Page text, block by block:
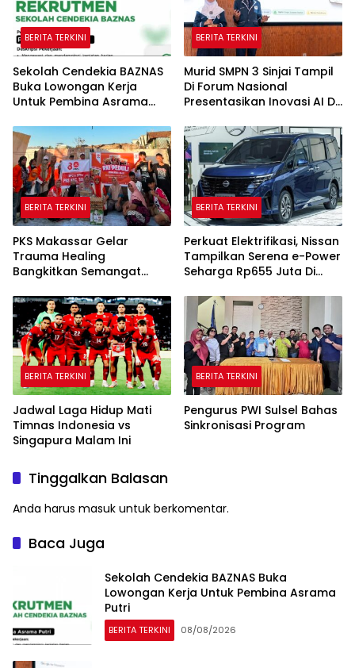
BERITA TERKINI
Sekolah Cendekia BAZNAS
Buka Lowongan Kerja
Untuk Pembina Asrama
BERITA TERKINI
Murid SMPN 3 Sinjai Tampil
Di Forum Nasional
Presentasikan Inovasi AI Di
BERITA TERKINI
PKS Makassar Gelar
Trauma Healing
Bangkitkan Semangat
BERITA TERKINI
Perkuat Elektrifikasi, Nissan
Tampilkan Serena e-Power
Seharga Rp655 Juta Di
BERITA TERKINI
Jadwal Laga Hidup Mati
Timnas Indonesia vs
Singapura Malam Ini
BERITA TERKINI
Pengurus PWI Sulsel Bahas
Sinkronisasi Program
Tinggalkan Balasan
Anda harus masuk untuk berkomentar.
Baca Juga
Sekolah Cendekia BAZNAS Buka
Lowongan Kerja Untuk Pembina Asrama
Putri
BERITA TERKINI 08/08/2026